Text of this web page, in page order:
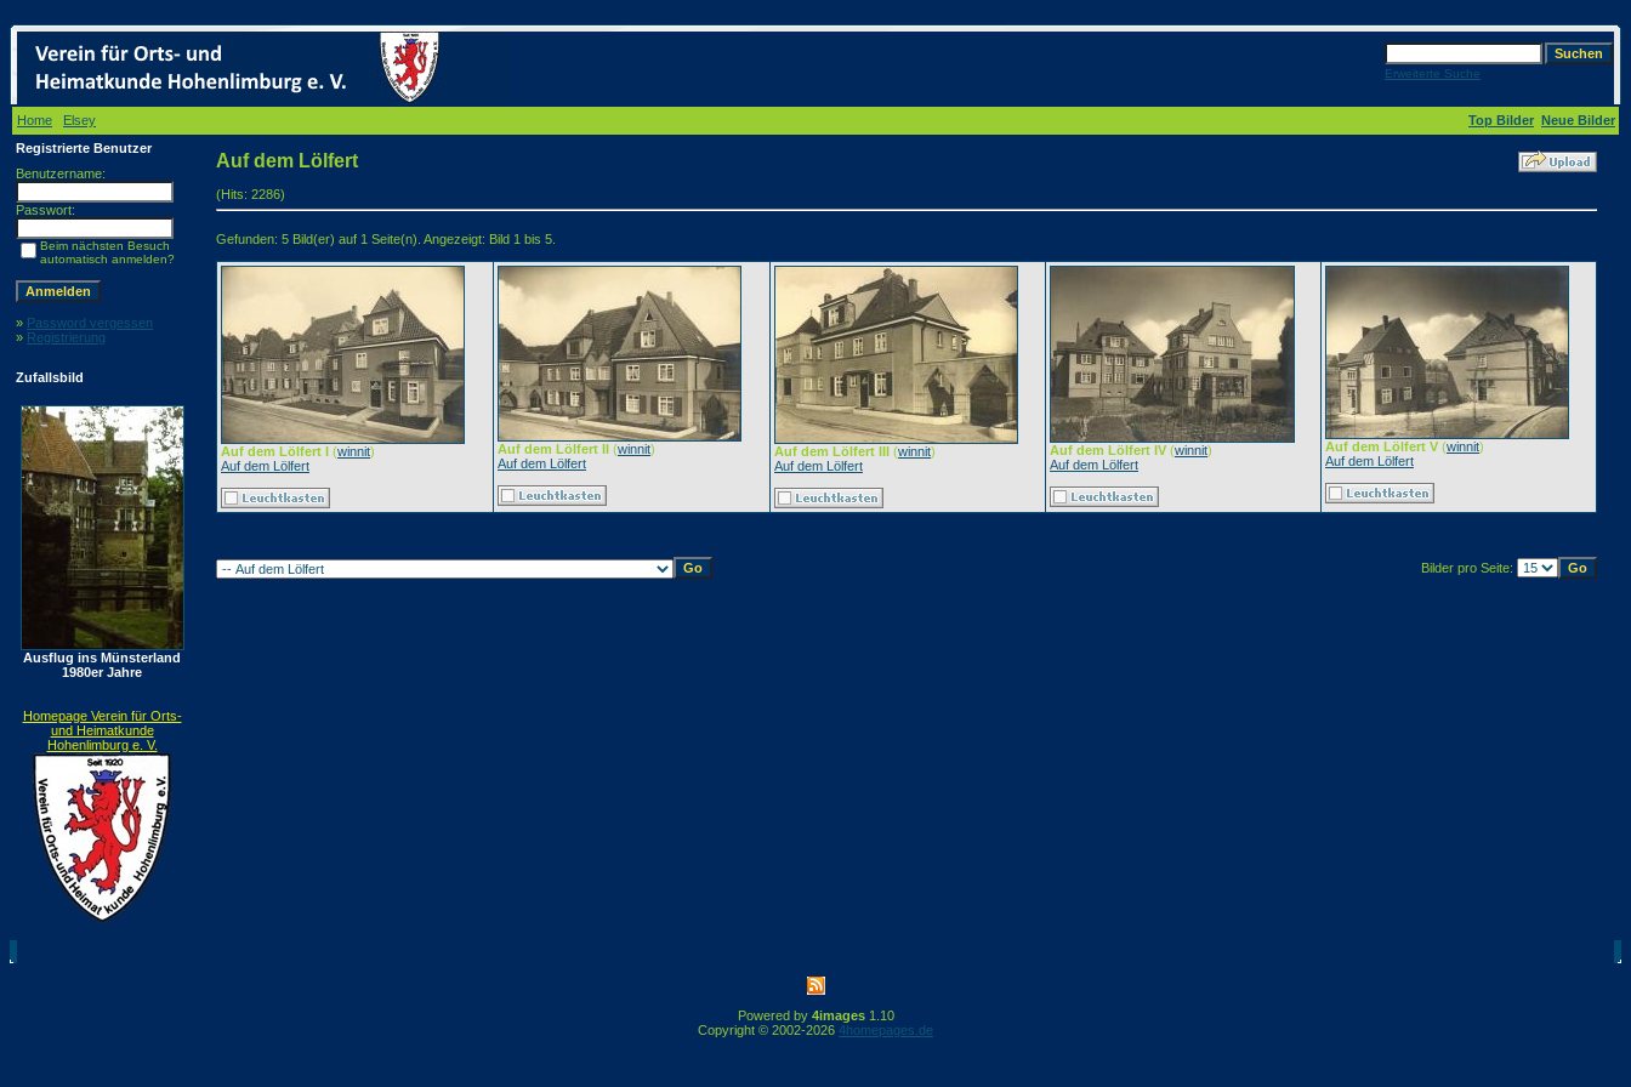
Erweiterte Suche
Home Elsey Top Bilder Neue Bilder
Registrierte Benutzer
Benutzername:
Passwort:
Beim nächsten Besuch
automatisch anmelden?
» Password vergessen
» Registrierung
Zufallsbild
Ausflug ins Münsterland
1980er Jahre
Homepage Verein für Orts-
und Heimatkunde
Hohenlimburg e. V.
Auf dem Lölfert
(Hits: 2286)
Gefunden: 5 Bild(er) auf 1 Seite(n). Angezeigt: Bild 1 bis 5.
Auf dem Lölfert I (winnit)
Auf dem Lölfert
Auf dem Lölfert II (winnit)
Auf dem Lölfert
Auf dem Lölfert III (winnit)
Auf dem Lölfert
Auf dem Lölfert IV (winnit)
Auf dem Lölfert
Auf dem Lölfert V (winnit)
Auf dem Lölfert
Bilder pro Seite:
Powered by 4images1.10
Copyright © 2002-2026 4homepages.de